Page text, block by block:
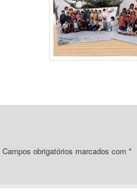
Campos obrigatórios marcados com *